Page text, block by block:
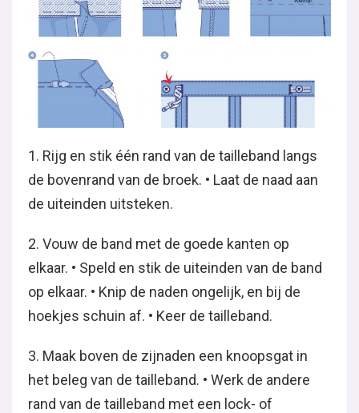
1. Rijg en stik één rand van de tailleband langs
de bovenrand van de broek. • Laat de naad aan
de uiteinden uitsteken.
2. Vouw de band met de goede kanten op
elkaar. • Speld en stik de uiteinden van de band
op elkaar. • Knip de naden ongelijk, en bij de
hoekjes schuin af. • Keer de tailleband.
3. Maak boven de zijnaden een knoopsgat in
het beleg van de tailleband. • Werk de andere
rand van de tailleband met een lock- of